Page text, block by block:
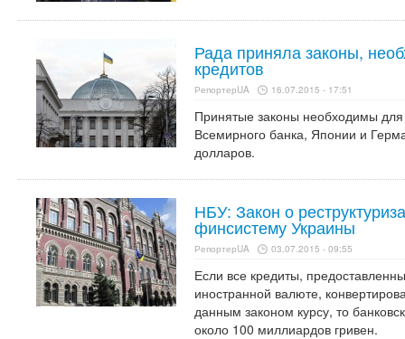
Рада приняла законы,
кредитов
РепортерUA 16.07.2015 - 17:51
Принятые законы необходимы
Всемирного банка, Японии и
долларов.
НБУ: Закон о
финсистему Украины
РепортерUA 03.07.2015 - 09:55
Если все кредиты,
иностранной валюте,
данным законом курсу, то
около 100 миллиардов гривен.